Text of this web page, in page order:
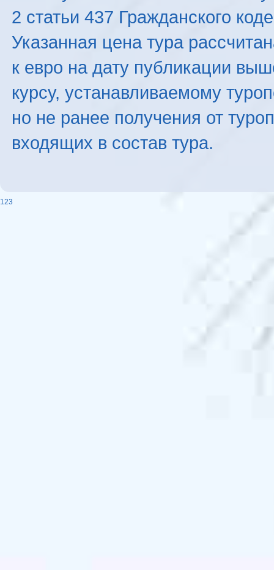
2 статьи 437 Гражданского
Указанная цена тура
к евро на дату публикации
курсу, устанавливаемому
но не ранее получения от
входящих в состав тура.
123